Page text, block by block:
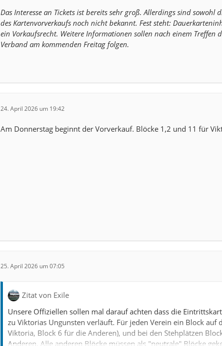
Das Interesse an Tickets ist bereits sehr groß. Allerdings sind sowohl
des Kartenvorverkaufs noch nicht bekannt. Fest steht:
ein Vorkaufsrecht. Weitere Informationen sollen nach einem Treffen
Verband am kommenden Freitag folgen.
24. April 2026 um 19:42
Am Donnerstag beginnt der Vorverkauf. Blöcke 1,2 und 11 für
25. April 2026 um 07:05
Zitat von Exile
Unsere Offiziellen sollen mal darauf achten dass die
zu Viktorias Ungunsten verläuft. Für jeden Verein ein Block
Viktoria, Block 6 für die Anderen), und bei den Stehplätzen
Anderen. Alle anderen Blöcke müssen als "neutrale" Blöcke